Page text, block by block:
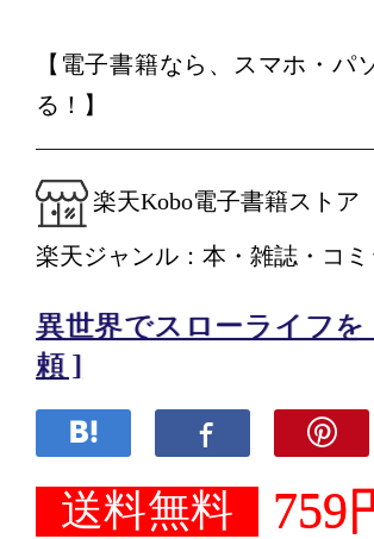
【電子書籍なら、スマホ・
る！】
楽天Kobo電子書籍ストア
楽天ジャンル：本・雑誌・コミ
異世界でスローライフを
頼 ]
送料無料 759